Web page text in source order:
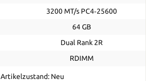
3200 MT/s PC4‑25600
64 GB
Dual Rank 2R
RDIMM
Artikelzustand: Neu